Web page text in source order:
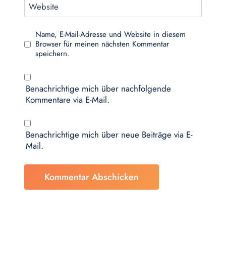
Website
Name, E-Mail-Adresse und Website in diesem
Browser für meinen nächsten Kommentar
speichern.
Benachrichtige mich über nachfolgende
Kommentare via E-Mail.
Benachrichtige mich über neue Beiträge via E-
Mail.